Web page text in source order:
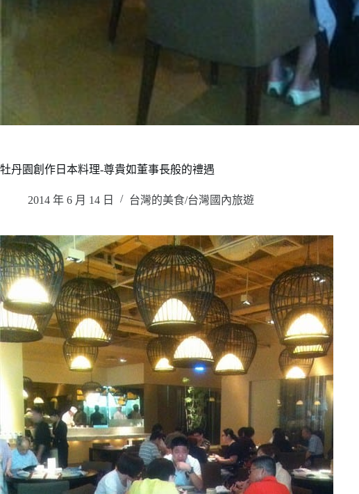
牡丹園創作日本料理-尊貴如董事長般的禮遇
2014 年 6 月 14 日 台灣的美食/台灣國內旅遊